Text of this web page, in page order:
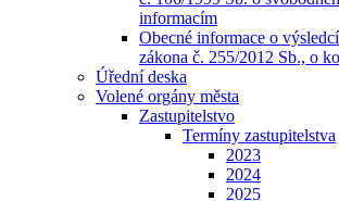
informacím
Obecné informace o
zákona č. 255/2012 Sb., o
Úřední deska
Volené orgány města
Zastupitelstvo
Termíny zastupitelstva
2023
2024
2025